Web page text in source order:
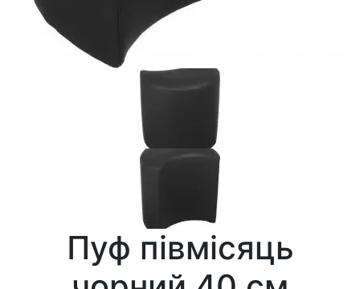
Пуф півмісяць